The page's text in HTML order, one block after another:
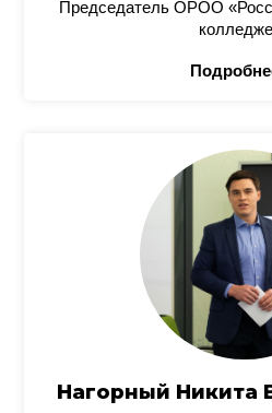
Председатель ОРОО
Нагорный Никита